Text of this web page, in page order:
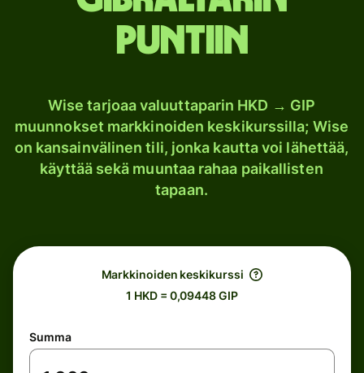
puntiin
Wise tarjoaa valuuttaparin HKD → GIP
muunnokset markkinoiden keskikurssilla; Wise
on kansainvälinen tili, jonka kautta voi lähettää,
käyttää sekä muuntaa rahaa paikallisten
tapaan.
Markkinoiden keskikurssi
1 HKD = 0,09448 GIP
Summa